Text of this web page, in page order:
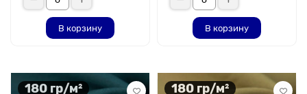
В корзину В корзину
180 гр/м² 180 гр/м²